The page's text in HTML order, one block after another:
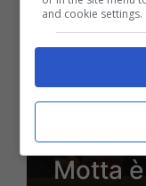
strette:
Motta
and cookie settings.